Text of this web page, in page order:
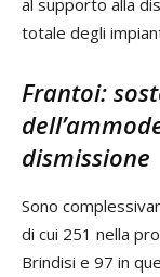
al supporto alla
totale degli
Frantoi:
dismissione
Sono
di cui 251 nella
Brindisi e 97 in